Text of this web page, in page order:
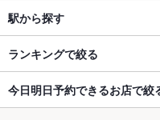
駅から探す
ランキングで絞る
今日明日予約できるお店で絞